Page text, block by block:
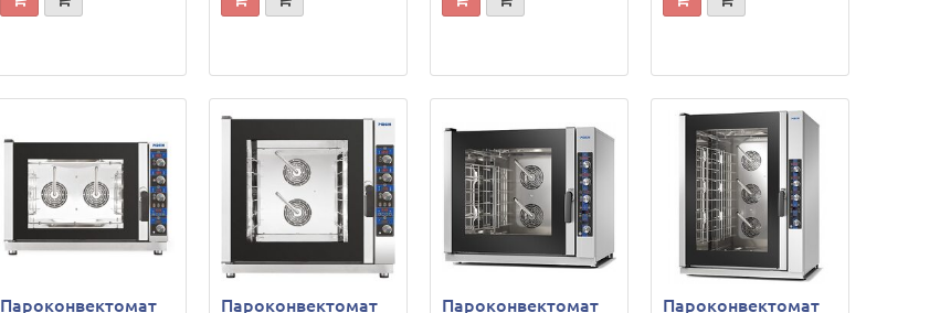
Пароконвектомат Пароконвектомат Пароконвектомат Пароконвектомат